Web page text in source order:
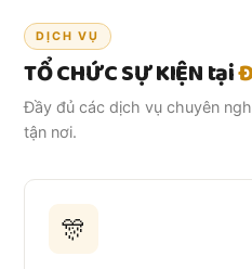
DỊCH VỤ
TỔ CHỨC SỰ KIỆN tại
Đầy đủ các dịch vụ chuyên
tận nơi.
🎊